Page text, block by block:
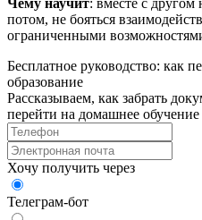
потом, не бояться
ограниченными
Бесплатное руководство: как
образование
Рассказываем, как забрать
перейти на домашнее обучение
Хочу получить через
Телеграм-бот